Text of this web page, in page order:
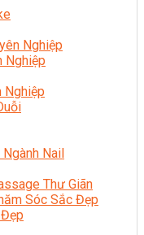
Nghiệp
Nghiệp
Nghiệp
Ngành Nail
Thư Giãn
Sóc Sắc Đẹp
Đẹp